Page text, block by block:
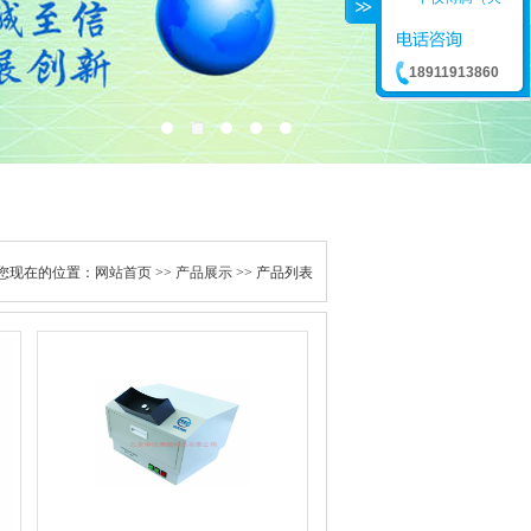
现在的位置： 网站首页 >> 产品展示 >> 产品列表
18911913860